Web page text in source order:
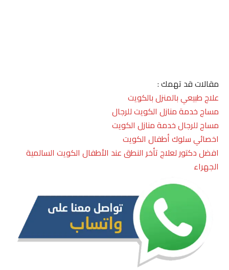
مقالات قد تهمك :
علاج طبيعي بالمنزل بالكويت
مساج خدمة منازل الكويت للرجال
مساج للرجال خدمة منازل الكويت
اخصائي سلوك أطفال الكويت
افضل دكتور لعلاج تأخر النطق عند الأطفال الكويت السالمية
الجهراء